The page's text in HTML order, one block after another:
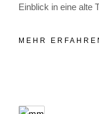
Einblick in eine alte
MEHR